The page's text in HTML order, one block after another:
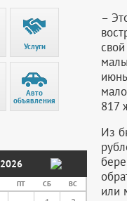
Услуги
Авто
объявления
2026
ПТ СБ ВС
–
817
Из
или